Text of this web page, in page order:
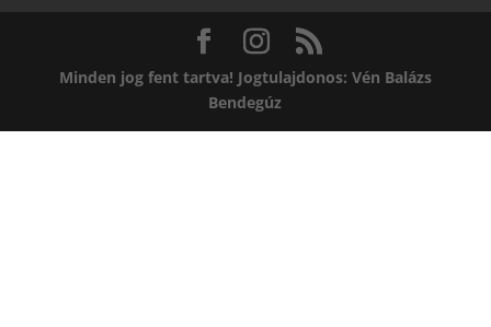
Minden jog fent tartva! Jogtulajdonos: Vén Balázs
Bendegúz